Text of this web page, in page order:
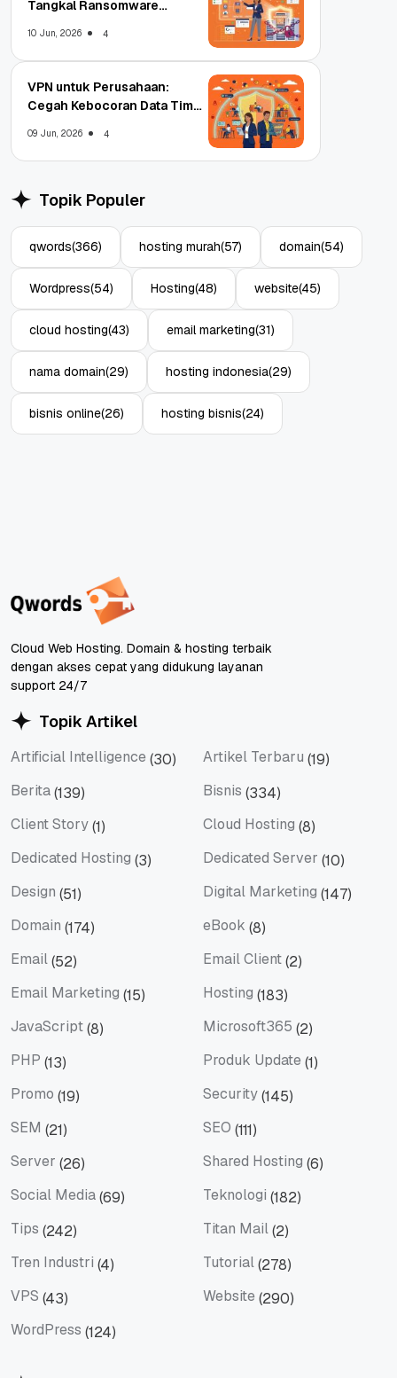
Tangkal Ransomware
10 Jun, 2026 4
VPN untuk Perusahaan:
Cegah Kebocoran Data Tim
09 Jun, 2026 4
Topik Populer
qwords(366) hosting murah(57) domain(54)
Wordpress(54) Hosting(48) website(45)
cloud hosting(43) email marketing(31)
nama domain(29) hosting indonesia(29)
bisnis online(26) hosting bisnis(24)
Cloud Web Hosting. Domain & hosting terbaik
dengan akses cepat yang didukung layanan
support 24/7
Topik Artikel
Artificial Intelligence (30) Artikel Terbaru (19)
Berita(139) Bisnis (334)
Client Story(1) Cloud Hosting (8)
Dedicated Hosting (3) Dedicated Server (10)
Design (51) Digital Marketing (147)
Domain (174) eBook (8)
Email(52) Email Client(2)
Email Marketing (15) Hosting (183)
JavaScript(8) Microsoft365 (2)
PHP (13) Produk Update (1)
Promo (19) Security(145)
SEM (21) SEO (111)
Server (26) Shared Hosting (6)
Social Media(69) Teknologi (182)
Tips (242) Titan Mail(2)
Tren Industri (4) Tutorial(278)
VPS (43) Website (290)
WordPress (124)